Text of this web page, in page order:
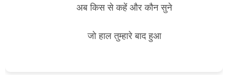
        अब किस से कहें और कौन सुने
        जो हाल तुम्हारे बाद हुआ